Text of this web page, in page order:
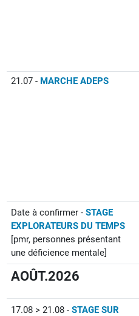
21.07 - MARCHE ADEPS
Date à confirmer -STAGE
EXPLORATEURS DU TEMPS
[pmr, personnes présentant
une déficience mentale]
AOÛT.2026
17.08 > 21.08 -STAGE SUR